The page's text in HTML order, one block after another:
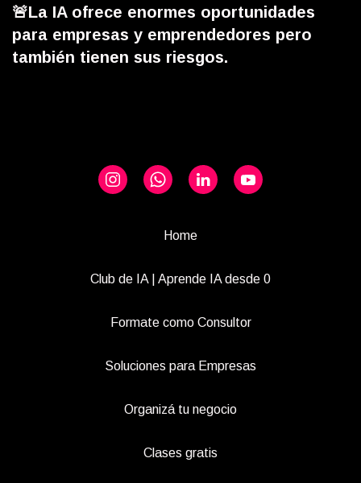
🚨La IA ofrece enormes oportunidades
para empresas y emprendedores pero
también tienen sus riesgos.
Home
Club de IA | Aprende IA desde 0
Formate como Consultor
Soluciones para Empresas
Organizá tu negocio
Clases gratis